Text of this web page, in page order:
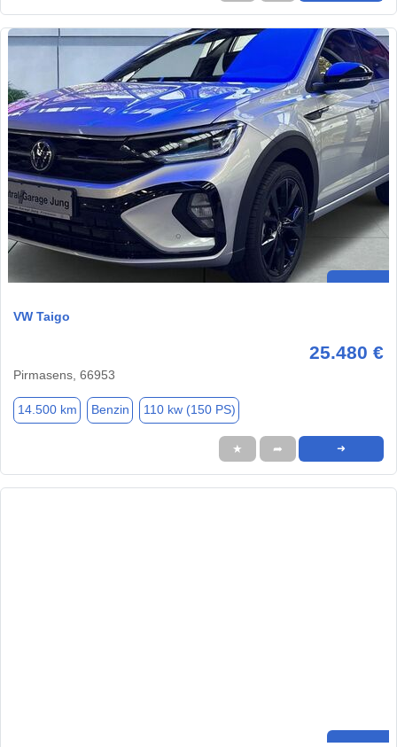
VW Taigo
25.480 €
Pirmasens, 66953
14.500 km Benzin 110 kw (150 PS)
★ ➦ ➜